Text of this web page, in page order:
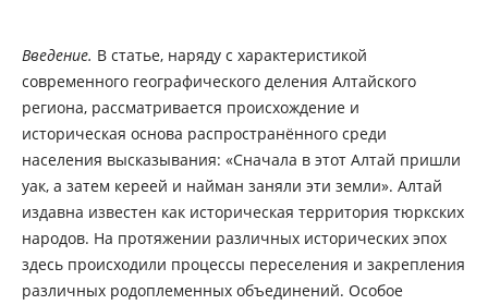
Введение. В статье, наряду с характеристикой
современного географического деления Алтайского
региона, рассматривается происхождение и
историческая основа распространённого среди
населения высказывания: «Сначала в этот Алтай пришли
уак, а затем кереей и найман заняли эти земли». Алтай
издавна известен как историческая территория тюркских
народов. На протяжении различных исторических эпох
здесь происходили процессы переселения и закрепления
различных родоплеменных объединений. Особое